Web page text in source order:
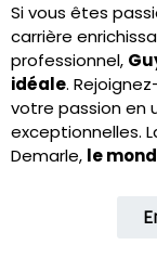
Si vous êtes
carrière
professionnel,
idéale.
votre passion en
exceptionnelles.
Demarle, le